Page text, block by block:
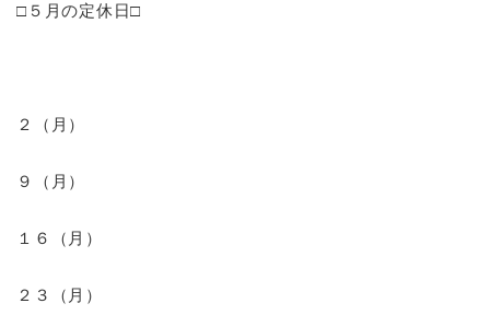
□５月の定休日□
２（月）
９（月）
１６（月）
２３（月）